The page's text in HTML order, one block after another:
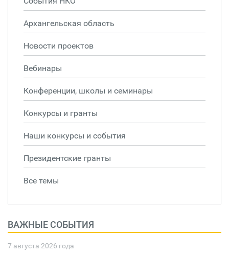
Архангельская область
Новости проектов
Вебинары
Конференции, школы и семинары
Конкурсы и гранты
Наши конкурсы и события
Президентские гранты
Все темы
ВАЖНЫЕ СОБЫТИЯ
7 августа 2026 года